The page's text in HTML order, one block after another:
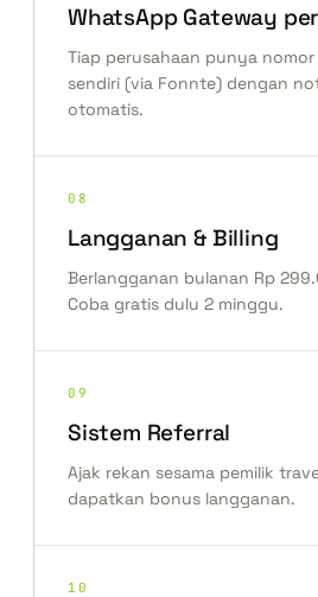
WhatsApp Gateway
Tiap perusahaan punya nomor
sendiri (via Fonnte) dengan
otomatis.
08
Langganan & Billing
Berlangganan bulanan Rp
Coba gratis dulu 2 minggu.
09
Sistem Referral
Ajak rekan sesama pemilik
dapatkan bonus langganan.
10